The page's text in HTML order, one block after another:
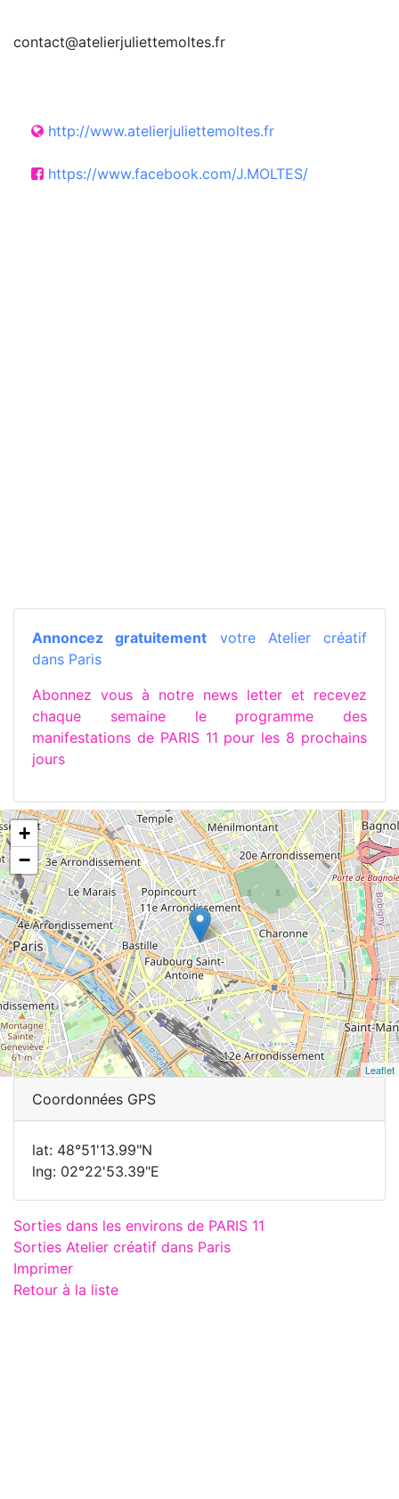
contact@atelierjuliettemoltes.fr
http://www.atelierjuliettemoltes.fr
https://www.facebook.com/J.MOLTES/
Annoncez gratuitement votre Atelier créatif
dans Paris
Abonnez vous à notre news letter et recevez
chaque semaine le programme des
manifestations de PARIS 11 pour les 8 prochains
jours
+
−
Leaflet
Coordonnées GPS
lat: 48°51'13.99"N
lng: 02°22'53.39"E
Sorties dans les environs de PARIS 11
Sorties Atelier créatif dans Paris
Imprimer
Retour à la liste